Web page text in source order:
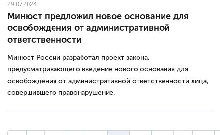
29.07.2024
Минюст предложил новое основание для
освобождения от административной
ответственности
Минюст России разработал проект закона,
предусматривающего введение нового основания для
освобождения от административной ответственности лица,
совершившего правонарушение.